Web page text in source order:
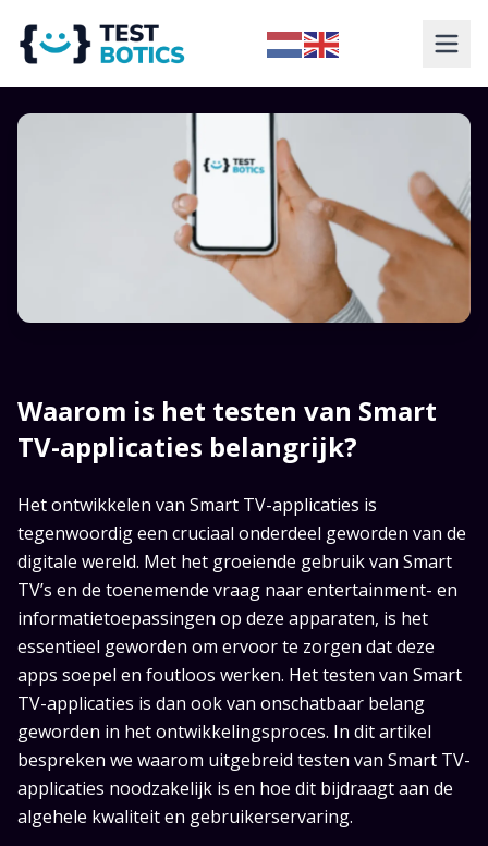
Waarom is het testen van Smart
TV-applicaties belangrijk?
Het ontwikkelen van Smart TV-applicaties is
tegenwoordig een cruciaal onderdeel geworden van de
digitale wereld. Met het groeiende gebruik van Smart
TV’s en de toenemende vraag naar entertainment- en
informatietoepassingen op deze apparaten, is het
essentieel geworden om ervoor te zorgen dat deze
apps soepel en foutloos werken. Het testen van Smart
TV-applicaties is dan ook van onschatbaar belang
geworden in het ontwikkelingsproces. In dit artikel
bespreken we waarom uitgebreid testen van Smart TV-
applicaties noodzakelijk is en hoe dit bijdraagt aan de
algehele kwaliteit en gebruikerservaring.